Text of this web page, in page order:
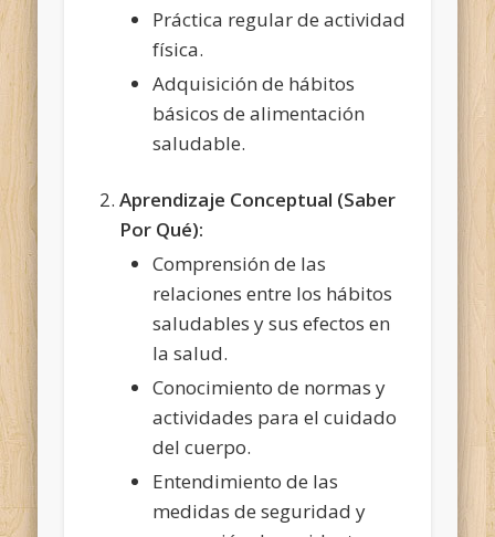
Práctica regular de actividad
física.
Adquisición de hábitos
básicos de alimentación
saludable.
Aprendizaje Conceptual (Saber
Por Qué):
Comprensión de las
relaciones entre los hábitos
saludables y sus efectos en
la salud.
Conocimiento de normas y
actividades para el cuidado
del cuerpo.
Entendimiento de las
medidas de seguridad y